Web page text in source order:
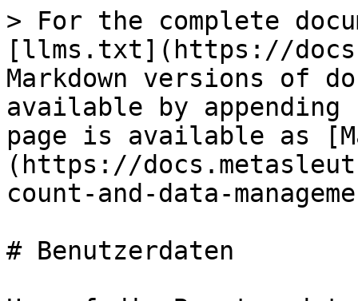
> For the complete
[llms.txt](https://
Markdown versions of
available by
page is available as
(https://
count-and-data-
# Benutzerdaten